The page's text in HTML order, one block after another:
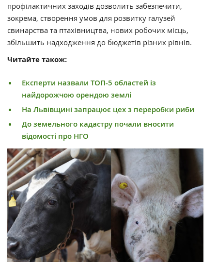
профілактичних заходів дозволить забезпечити,
зокрема, створення умов для розвитку галузей
свинарства та птахівництва, нових робочих місць,
збільшить надходження до бюджетів різних рівнів.
Читайте також:
Експерти назвали ТОП-5 областей із
найдорожчою орендою землі
На Львівщині запрацює цех з переробки риби
До земельного кадастру почали вносити
відомості про НГО